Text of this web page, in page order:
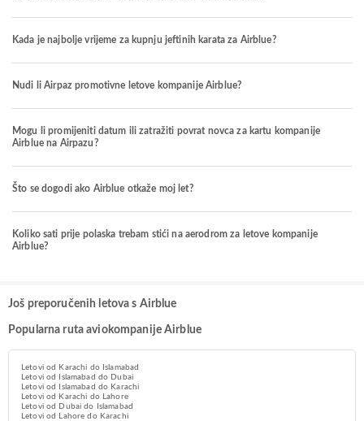
Kada je najbolje vrijeme za kupnju jeftinih karata za Airblue?
Nudi li Airpaz promotivne letove kompanije Airblue?
Mogu li promijeniti datum ili zatražiti povrat novca za kartu kompanije
Airblue na Airpazu?
Što se dogodi ako Airblue otkaže moj let?
Koliko sati prije polaska trebam stići na aerodrom za letove kompanije
Airblue?
Još preporučenih letova s Airblue
Popularna ruta aviokompanije Airblue
Letovi od Karachi do Islamabad
Letovi od Islamabad do Dubai
Letovi od Islamabad do Karachi
Letovi od Karachi do Lahore
Letovi od Dubai do Islamabad
Letovi od Lahore do Karachi